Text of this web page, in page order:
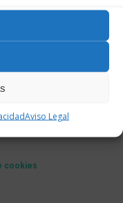
Aviso Legal
cookies